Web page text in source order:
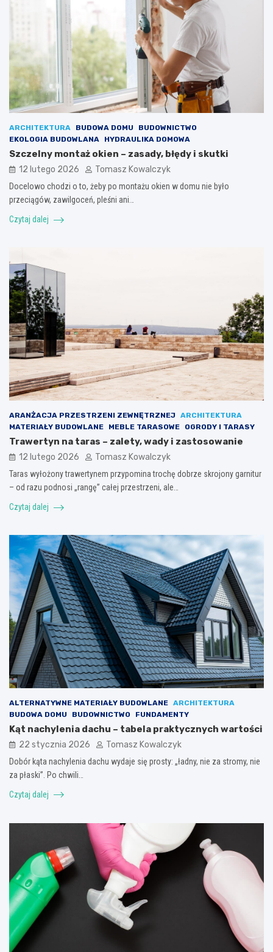
ARCHITEKTURA BUDOWA DOMU
BUDOWNICTWO
EKOLOGIA BUDOWLANA
HYDRAULIKA DOMOWA
Szczelny montaż okien – zasady, błędy i skutki
12 lutego 2026 Tomasz Kowalczyk
Docelowo chodzi o to, żeby po montażu okien w domu nie było
przeciągów, zawilgoceń, pleśni ani…
Czytaj dalej
ARANŻACJA PRZESTRZENI ZEWNĘTRZNEJ
ARCHITEKTURA
MATERIAŁY BUDOWLANE
MEBLE TARASOWE OGRODY I TARASY
Trawertyn na taras – zalety, wady i zastosowanie
12 lutego 2026 Tomasz Kowalczyk
Taras wyłożony trawertynem przypomina trochę dobrze skrojony garnitur
– od razu podnosi „rangę” całej przestrzeni, ale…
Czytaj dalej
ALTERNATYWNE MATERIAŁY BUDOWLANE ARCHITEKTURA
BUDOWA DOMU
BUDOWNICTWO FUNDAMENTY
Kąt nachylenia dachu – tabela praktycznych wartości
22 stycznia 2026 Tomasz Kowalczyk
Dobór kąta nachylenia dachu wydaje się prosty: „ładny, nie za stromy, nie
za płaski”. Po chwili…
Czytaj dalej